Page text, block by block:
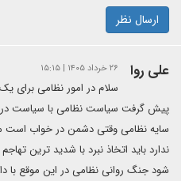
ارسال نظر
علی روا ۲۶ خرداد ۱۴۰۵ | ۱۵:۱۵
سلام در امور نظامی برای
پیش گرفت سیاست نظامی با سیاست در
سایه نظامی وقتی دشمن در خواب است
ندارد باید اتخاذ نبرد با شدید ترین
شود جنگ روانی نظامی در این موقع با